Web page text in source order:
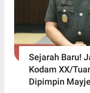
Sejarah Baru!
Kodam XX/
Dipimpin